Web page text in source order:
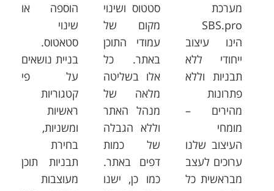
מערכת
SBS.pro
הינו עיצוב
ייחודי ללא
תבניות וללא
פתרונות
מהירים –
מומחי
העיצוב שלנו
ערוכים לעצב
מבראשית כל
סטטוס ושינוי
מקום של
עמודי התוכן
באתר. כל
אלו בשליטה
מלאה של
מנהל האתר
וללא הגבלה
של כמות
דפים באתר.
כמו כן, ישנו
הוספה או
שינוי
סטאטוס.
בניית נושאים
על פי
קטגוריות
ראשיות
ומשניות,
בחירת
תבניות תוכן
מעוצבות